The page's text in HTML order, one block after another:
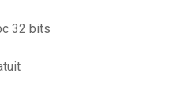
32 bits